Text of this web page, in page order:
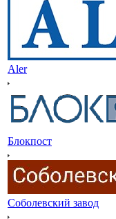
Aler
Блокпост
Соболевский завод